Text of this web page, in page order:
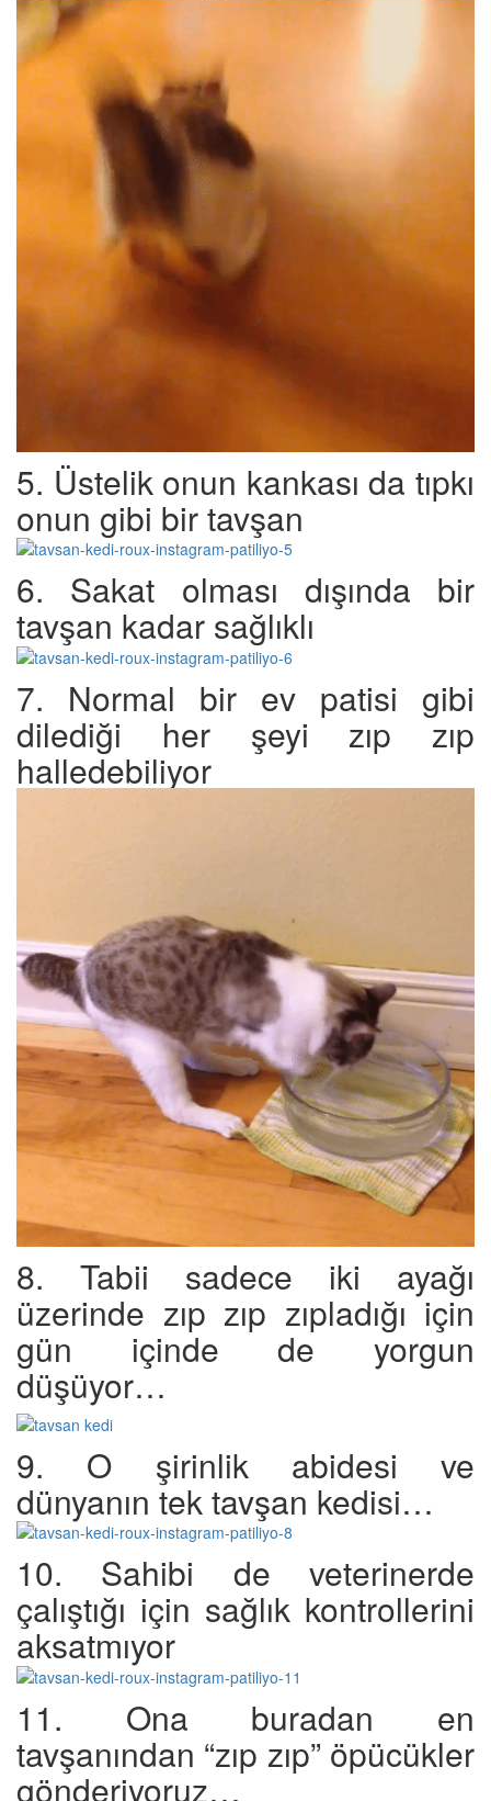
5. Üstelik onun kankası da tıpkı
onun gibi bir tavşan
6. Sakat olması dışında bir
tavşan kadar sağlıklı
7. Normal bir ev patisi gibi
dilediği her şeyi zıp zıp
halledebiliyor
8. Tabii sadece iki ayağı
üzerinde zıp zıp zıpladığı için
gün içinde de yorgun
düşüyor…
9. O şirinlik abidesi ve
dünyanın tek tavşan kedisi…
10. Sahibi de veterinerde
çalıştığı için sağlık kontrollerini
aksatmıyor
11. Ona buradan en
tavşanından “zıp zıp” öpücükler
gönderiyoruz…